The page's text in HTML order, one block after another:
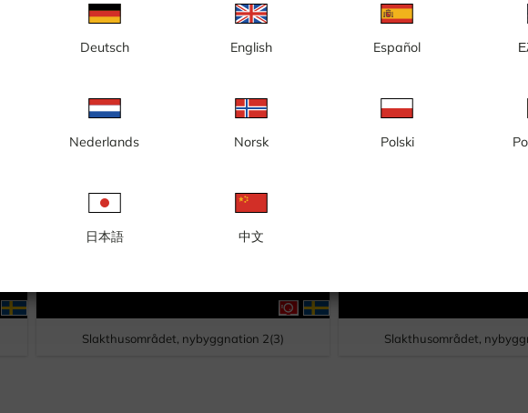
Deutsch English Español
Nederlands Norsk Polski
日本語 中文
Slakthusområdet, nybyggnation 2(3) Slakthusområdet,